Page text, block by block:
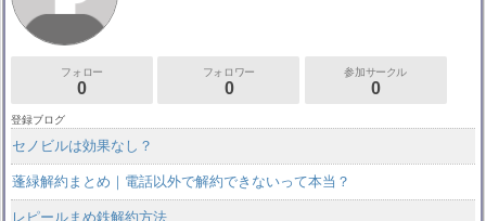
フォロー
0
フォロワー
0
参加サークル
0
登録ブログ
セノビルは効果なし？
蓬緑解約まとめ｜電話以外で解約できないって本当？
レピールまめ鉄解約方法